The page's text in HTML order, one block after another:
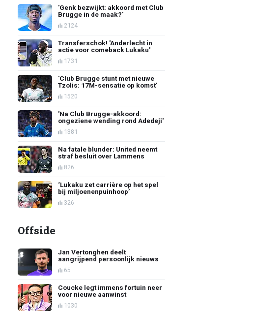
'Genk bezwijkt: akkoord met Club
Brugge in de maak?'
2124
Transferschok! 'Anderlecht in
actie voor comeback Lukaku'
1731
'Club Brugge stunt met nieuwe
Tzolis: 17M-sensatie op komst'
1520
'Na Club Brugge-akkoord:
ongeziene wending rond Adedeji'
1381
Na fatale blunder: United neemt
straf besluit over Lammens
826
‘Lukaku zet carrière op het spel
bij miljoenenpuinhoop’
326
Offside
Jan Vertonghen deelt
aangrijpend persoonlijk nieuws
65
Coucke legt immens fortuin neer
voor nieuwe aanwinst
1030